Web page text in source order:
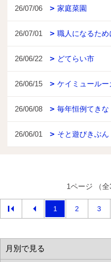
26/07/06 家庭菜園
26/07/01 職人になるため
26/06/22 どてらい市
26/06/15 ケイミュールー
26/06/08 毎年恒例てきな
26/06/01 そと遊びきぶん
1ページ （全
1 2 3